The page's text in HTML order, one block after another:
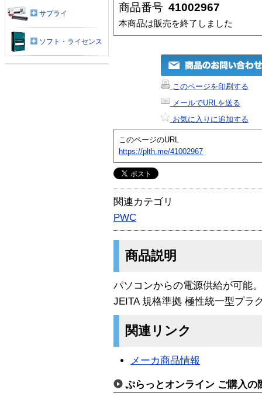
商品番号 41002967
本商品は販売を終了しました
このページを印刷する
メールでURLを送る
お気に入りに追加する
このページのURL
https://plth.me/41002967
関連カテゴリ
PWC
商品説明
パソコンからの電源供給が可能
JEITA 規格準拠 極性統一型プラ
関連リンク
メーカ商品情報
ぷらっとオンライン ご購入の
サプライ
ソフト・ライセンス